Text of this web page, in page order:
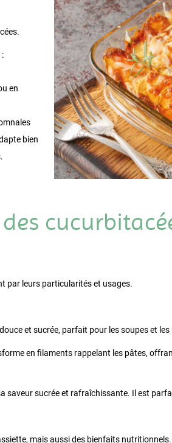
en
bien
par leurs particularités et usages.
et sucrée, parfait pour les soupes et les
en filaments rappelant les pâtes,
saveur sucrée et rafraîchissante. Il est
mais aussi des bienfaits nutritionnels.